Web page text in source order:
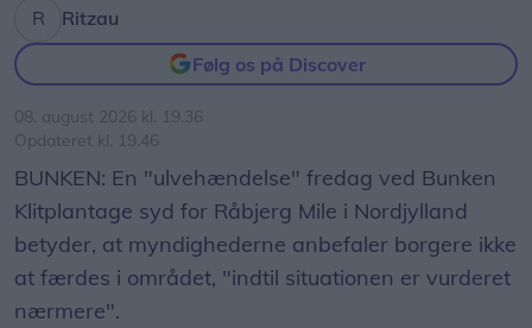
Ritzau
Følg os på Discover
08. august 2026 kl. 19.36
Opdateret kl. 19.46
BUNKEN: En "ulvehændelse" fredag ved Bunken
Klitplantage syd for Råbjerg Mile i Nordjylland
betyder, at myndighederne anbefaler borgere ikke
at færdes i området, "indtil situationen er vurderet
nærmere".